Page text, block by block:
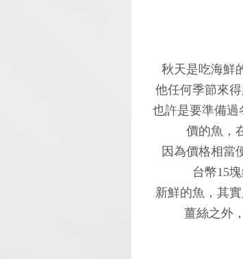
秋天是吃海鮮
他任何季節來
也許是要準備過
價的魚，
因為價格相當
台幣15
新鮮的魚，其
薑絲之外